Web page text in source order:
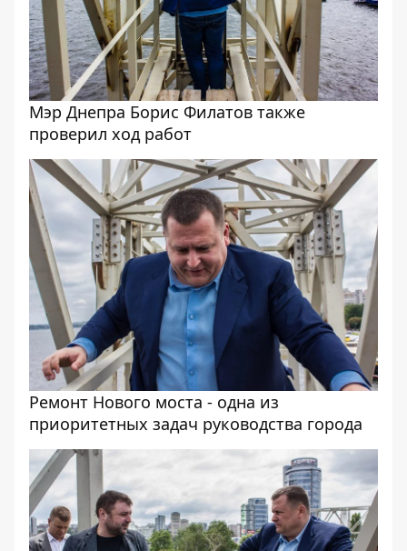
Мэр Днепра Борис Филатов также
проверил ход работ
Ремонт Нового моста - одна из
приоритетных задач руководства города